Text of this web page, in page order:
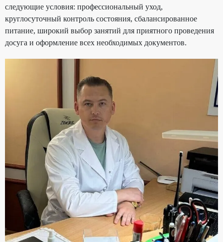
следующие условия: профессиональный уход,
круглосуточный контроль состояния, сбалансированное
питание, широкий выбор занятий для приятного проведения
досуга и оформление всех необходимых документов.